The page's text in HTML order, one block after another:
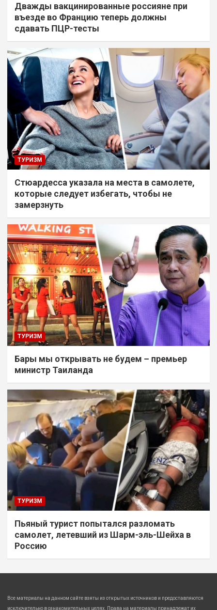
Дважды вакцинированные россияне при
въезде во Францию теперь должны
сдавать ПЦР-тесты
ТУРИЗМ
Стюардесса указала на места в самолете,
которые следует избегать, чтобы не
замерзнуть
ТУРИЗМ
Бары мы открывать не будем – премьер
министр Таиланда
ТУРИЗМ
Пьяный турист попытался разломать
самолет, летевший из Шарм-эль-Шейха в
Россию
Все материалы на данном сайте взяты из открытых источников и предоставляются
исключительно в ознакомительных целях. Права на материалы принадлежат их